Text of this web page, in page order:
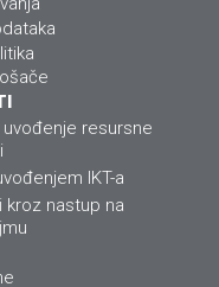
resursne
IKT-a
kroz nastup na